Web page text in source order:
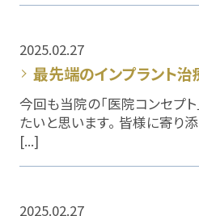
2025.02.27
最先端のインプラント治
今回も当院の「医院コンセプ
たいと思います。 皆様に寄
[...]
2025.02.27